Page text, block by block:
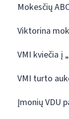
Mokesčių
Viktorina
VMI kviečia į
VMI turto
Įmonių VDU